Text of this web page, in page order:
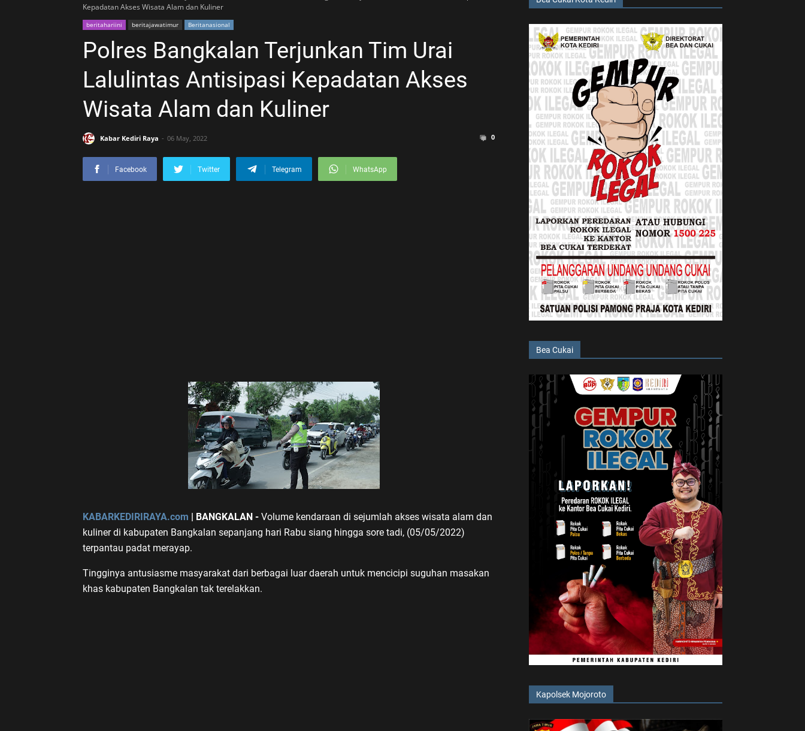
Kepadatan Akses Wisata Alam dan Kuliner
beritahariini beritajawatimur Beritanasional
Polres Bangkalan Terjunkan Tim Urai
Lalulintas Antisipasi Kepadatan Akses
Wisata Alam dan Kuliner
Kabar Kediri Raya 06 May, 2022 0
Facebook Twitter Telegram WhatsApp
KABARKEDIRIRAYA.com | BANGKALAN - Volume kendaraan di sejumlah akses wisata alam dan
kuliner di kabupaten Bangkalan sepanjang hari Rabu siang hingga sore tadi, (05/05/2022)
terpantau padat merayap.
Tingginya antusiasme masyarakat dari berbagai luar daerah untuk mencicipi suguhan masakan
khas kabupaten Bangkalan tak terelakkan.
Bea Cukai
Kapolsek Mojoroto